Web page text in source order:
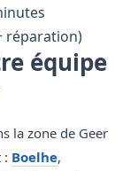
réparation)
équipe
la zone de Geer
: Boelhe,